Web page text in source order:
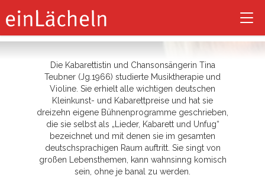
Tina Teubner
Die Kabarettistin und Chansonsängerin Tina
Teubner (Jg.1966) studierte Musiktherapie und
Violine. Sie erhielt alle wichtigen deutschen
Kleinkunst- und Kabarettpreise und hat sie
dreizehn eigene Bühnenprogramme geschrieben,
die sie selbst als „Lieder, Kabarett und Unfug“
bezeichnet und mit denen sie im gesamten
deutschsprachigen Raum auftritt. Sie singt von
großen Lebensthemen, kann wahnsinng komisch
sein, ohne je banal zu werden.